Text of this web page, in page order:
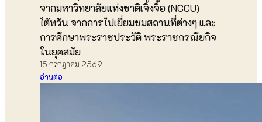
จากมหาวิทยาลัยแห่งชาติเจิ้งจิ้อ (NCCU)
ไต้หวัน จากการไปเยี่ยมชมสถานที่ต่างๆ และ
การศึกษาพระราชประวัติ พระราชกรณียกิจ
ในยุคสมัย
15 กรกฎาคม 2569
อ่านต่อ